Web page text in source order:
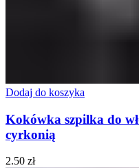
Dodaj do koszyka
Kokówka szpilka do
cyrkonią
2.50 zł